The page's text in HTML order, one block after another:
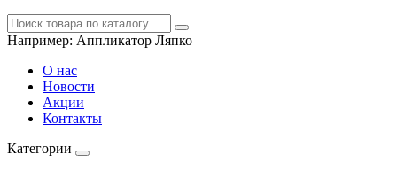
Например: Аппликатор Ляпко
О нас
Новости
Акции
Контакты
Категории